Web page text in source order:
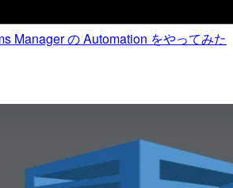
Manager の Automation をやってみた